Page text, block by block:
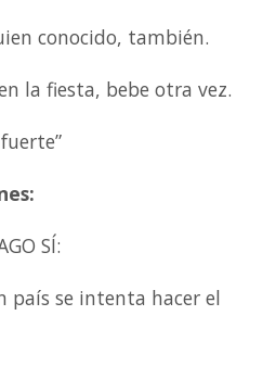
conocido, también.
la fiesta, bebe otra vez.
SÍ:
país se intenta hacer el